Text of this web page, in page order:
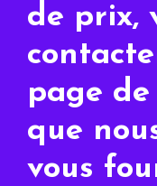
de prix,
page
que
vous